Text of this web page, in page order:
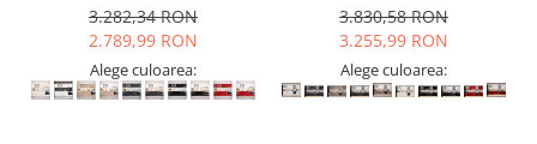
3.282,34 RON
2.789,99 RON
Alege culoarea:
3.830,58 RON
3.255,99 RON
Alege culoarea: